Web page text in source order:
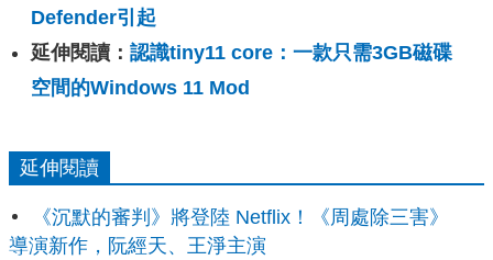
Defender引起
延伸閱讀： 認識tiny11 core：一款只需3GB磁碟
空間的Windows 11 Mod
延伸閱讀
《沉默的審判》將登陸 Netflix！《周處除三害》
導演新作，阮經天、王淨主演